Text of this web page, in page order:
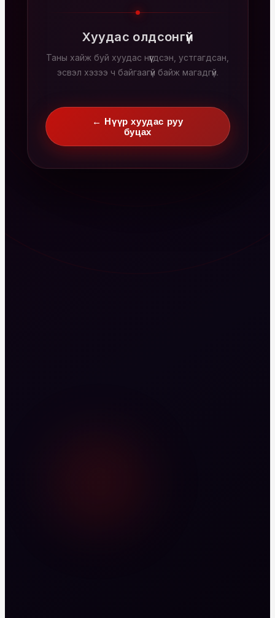
Хуудас олдсонгүй
Таны хайж буй хуудас нүүгдсэн, устгагдсан,
эсвэл хэзээ ч байгаагүй байж магадгүй.
← Нүүр хуудас руу
буцах